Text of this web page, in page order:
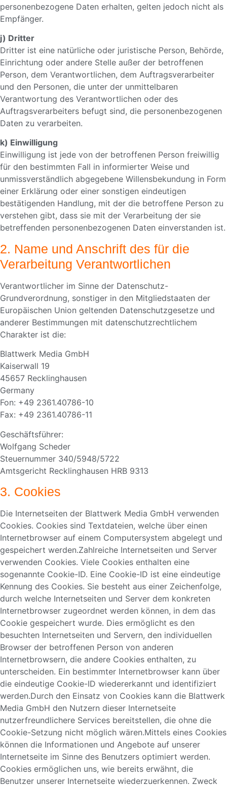
personenbezogene Daten erhalten, gelten jedoch nicht als
Empfänger.
j) Dritter
Dritter ist eine natürliche oder juristische Person, Behörde,
Einrichtung oder andere Stelle außer der betroffenen
Person, dem Verantwortlichen, dem Auftragsverarbeiter
und den Personen, die unter der unmittelbaren
Verantwortung des Verantwortlichen oder des
Auftragsverarbeiters befugt sind, die personenbezogenen
Daten zu verarbeiten.
k) Einwilligung
Einwilligung ist jede von der betroffenen Person freiwillig
für den bestimmten Fall in informierter Weise und
unmissverständlich abgegebene Willensbekundung in Form
einer Erklärung oder einer sonstigen eindeutigen
bestätigenden Handlung, mit der die betroffene Person zu
verstehen gibt, dass sie mit der Verarbeitung der sie
betreffenden personenbezogenen Daten einverstanden ist.
2. Name und Anschrift des für die
Verarbeitung Verantwortlichen
Verantwortlicher im Sinne der Datenschutz-
Grundverordnung, sonstiger in den Mitgliedstaaten der
Europäischen Union geltenden Datenschutzgesetze und
anderer Bestimmungen mit datenschutzrechtlichem
Charakter ist die:
Blattwerk Media GmbH
Kaiserwall 19
45657 Recklinghausen
Germany
Fon: +49 2361.40786-10
Fax: +49 2361.40786-11
Geschäftsführer:
Wolfgang Scheder
Steuernummer 340/5948/5722
Amtsgericht Recklinghausen HRB 9313
3. Cookies
Die Internetseiten der Blattwerk Media GmbH verwenden
Cookies. Cookies sind Textdateien, welche über einen
Internetbrowser auf einem Computersystem abgelegt und
gespeichert werden.Zahlreiche Internetseiten und Server
verwenden Cookies. Viele Cookies enthalten eine
sogenannte Cookie-ID. Eine Cookie-ID ist eine eindeutige
Kennung des Cookies. Sie besteht aus einer Zeichenfolge,
durch welche Internetseiten und Server dem konkreten
Internetbrowser zugeordnet werden können, in dem das
Cookie gespeichert wurde. Dies ermöglicht es den
besuchten Internetseiten und Servern, den individuellen
Browser der betroffenen Person von anderen
Internetbrowsern, die andere Cookies enthalten, zu
unterscheiden. Ein bestimmter Internetbrowser kann über
die eindeutige Cookie-ID wiedererkannt und identifiziert
werden.Durch den Einsatz von Cookies kann die Blattwerk
Media GmbH den Nutzern dieser Internetseite
nutzerfreundlichere Services bereitstellen, die ohne die
Cookie-Setzung nicht möglich wären.Mittels eines Cookies
können die Informationen und Angebote auf unserer
Internetseite im Sinne des Benutzers optimiert werden.
Cookies ermöglichen uns, wie bereits erwähnt, die
Benutzer unserer Internetseite wiederzuerkennen. Zweck